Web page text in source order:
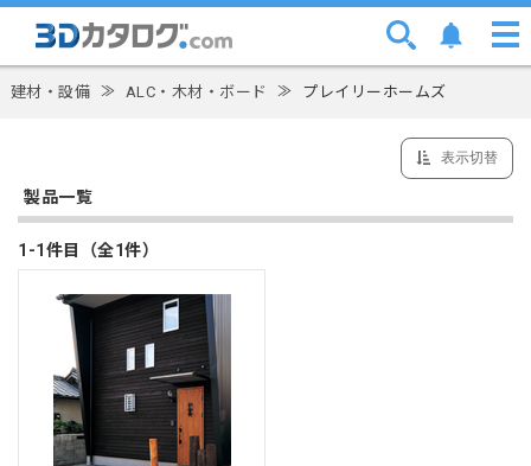
建材・設備 ≫ ALC・木材・ボード ≫ プレイリーホームズ
表示切替
製品一覧
1-1件目（全1件）